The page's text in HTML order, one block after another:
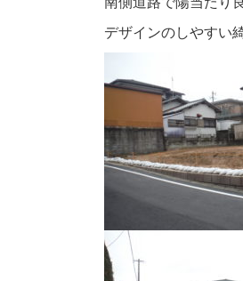
デザインのしやすい